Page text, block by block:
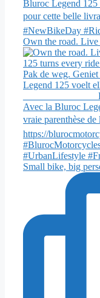
Own the road.
Small bike, big